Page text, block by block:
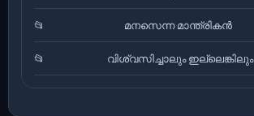
മനസെന്ന മാന്ത്രികൻ
വിശ്വസിച്ചാലും ഇല്ലെങ്കിലും